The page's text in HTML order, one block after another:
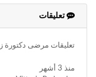
تعليقات
تعليقات مرضى دكتورة
منذ 3 أشهر